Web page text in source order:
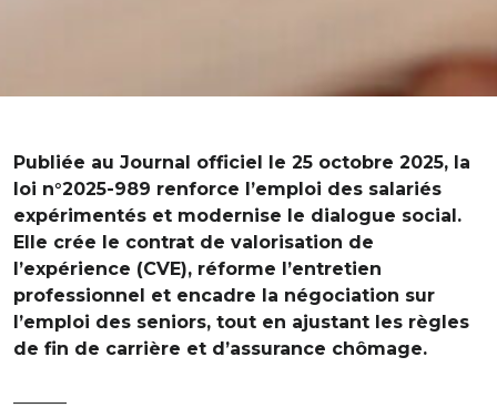
Publiée au Journal officiel le 25 octobre 2025, la
loi n°2025-989 renforce l’emploi des salariés
expérimentés et modernise le dialogue social.
Elle crée le contrat de valorisation de
l’expérience (CVE), réforme l’entretien
professionnel et encadre la négociation sur
l’emploi des seniors, tout en ajustant les règles
de fin de carrière et d’assurance chômage.
———